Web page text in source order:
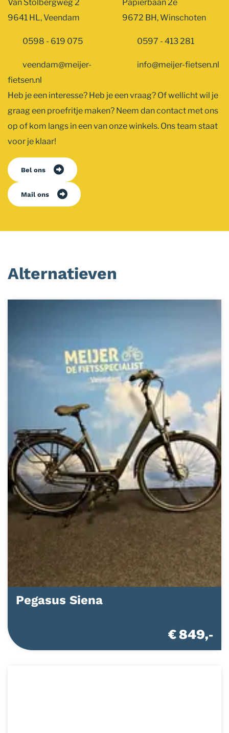
Van Stolbergweg 2
9641 HL, Veendam
0598 - 619 075
veendam@meijer-
fietsen.nl
Papierbaan 2e
9672 BH, Winschoten
0597 - 413 281
info@meijer-fietsen.nl
Heb je een interesse? Heb je een vraag? Of wellicht wil je
graag een proefritje maken? Neem dan contact met ons
op of kom langs in een van onze winkels. Ons team staat
voor je klaar!
Bel ons
Mail ons
Alternatieven
Pegasus Siena
€ 849,-